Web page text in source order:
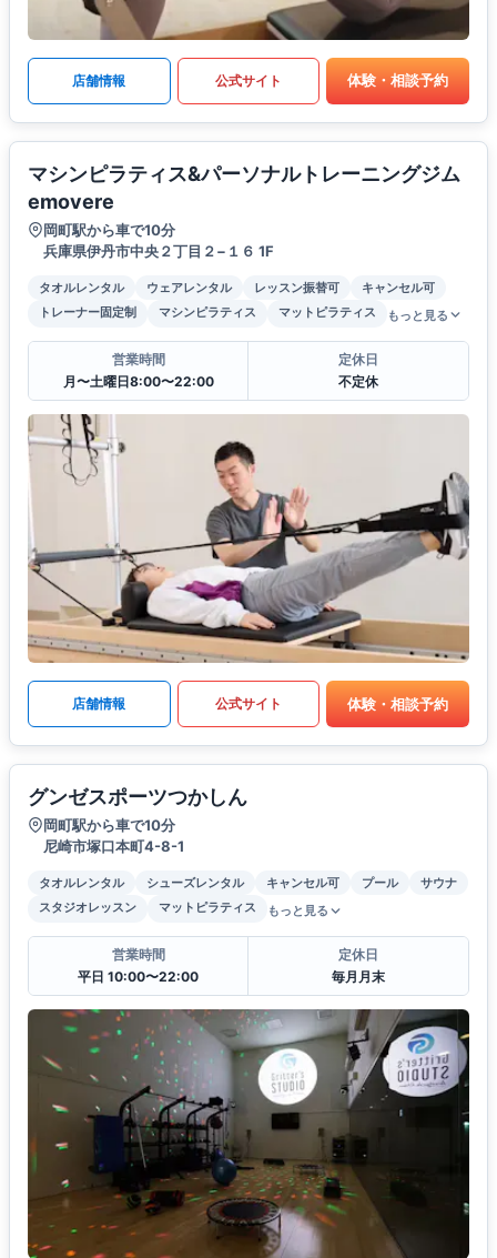
店舗情報 公式サイト 体験・相談予約
マシンピラティス&パーソナルトレーニングジム
emovere
岡町駅から車で10分
兵庫県伊丹市中央２丁目２−１６ 1F
タオルレンタル ウェアレンタル レッスン振替可
キャンセル可
トレーナー固定制
マシンピラティス マットピラティス もっと見る
営業時間
月〜土曜日8:00〜22:00
定休日
不定休
店舗情報 公式サイト 体験・相談予約
グンゼスポーツつかしん
岡町駅から車で10分
尼崎市塚口本町4-8-1
タオルレンタル シューズレンタル キャンセル可 プール
サウナ
スタジオレッスン
マットピラティス もっと見る
営業時間
平日 10:00〜22:00
定休日
毎月月末